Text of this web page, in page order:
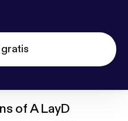
of A LayD